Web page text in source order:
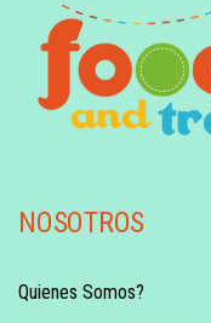
NOSOTROS
Quienes Somos?